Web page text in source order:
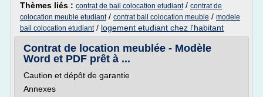
Thèmes liés : contrat de bail colocation etudiant/ contrat de
colocation meuble etudiant/ contrat bail colocation meuble / modele
bail colocation etudiant/ logement etudiant chez l'habitant
Contrat de location meublée - Modèle
Word et PDF prêt à ...
Caution et dépôt de garantie
Annexes